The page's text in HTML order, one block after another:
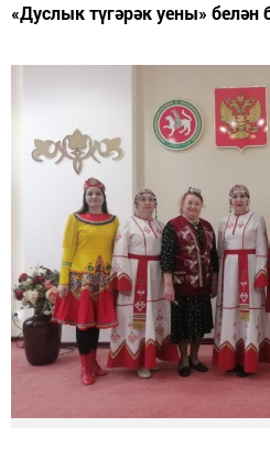
«Дуслык түгәрәк уены» белән